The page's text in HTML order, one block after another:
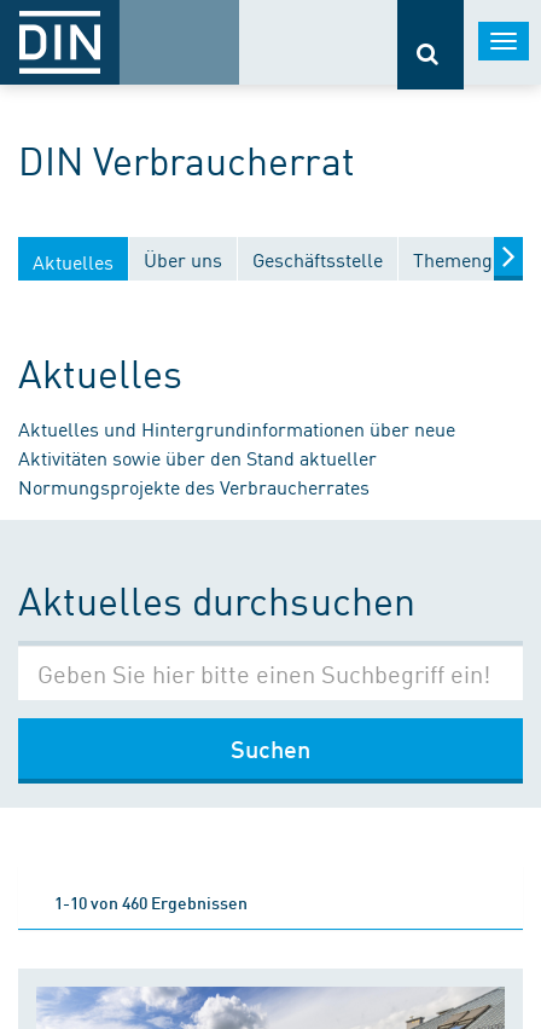
DIN Verbraucherrat
Aktuelles Über uns Geschäftsstelle
Aktuelles
Aktuelles und Hintergrundinformationen über neue
Aktivitäten sowie über den Stand aktueller
Normungsprojekte des Verbraucherrates
Aktuelles durchsuchen
Suchen
1-10 von 460 Ergebnissen